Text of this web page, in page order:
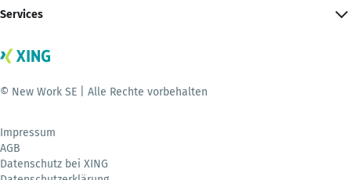
Services
© New Work SE | Alle Rechte vorbehalten
Impressum
AGB
Datenschutz bei XING